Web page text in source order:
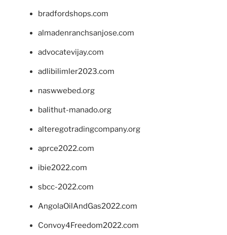
bradfordshops.com
almadenranchsanjose.com
advocatevijay.com
adlibilimler2023.com
naswwebed.org
balithut-manado.org
alteregotradingcompany.org
aprce2022.com
ibie2022.com
sbcc-2022.com
AngolaOilAndGas2022.com
Convoy4Freedom2022.com